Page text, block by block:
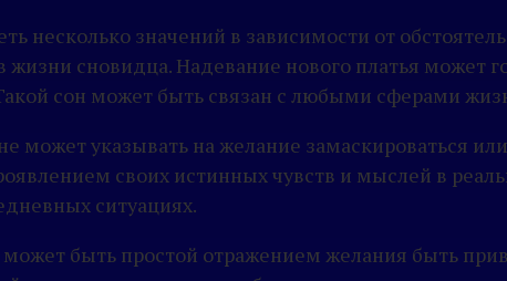
несколько значений в зависимости от
сновидца. Надевание нового платья может
сон может быть связан с любыми сферами
может указывать на желание замаскироваться
своих истинных чувств и мыслей в
ситуациях.
может быть простой отражением желания быть